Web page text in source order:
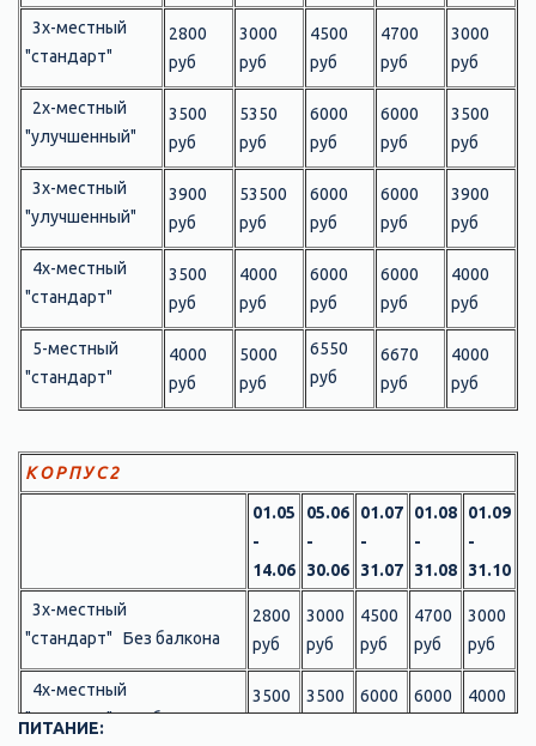
3х-местный
"стандарт"
2800
руб
3000
руб
4500
руб
4700
руб
3000
руб
2х-местный
"улучшенный"
3500
руб
5350
руб
6000
руб
6000
руб
3500
руб
3х-местный
"улучшенный"
3900
руб
53500
руб
6000
руб
6000
руб
3900
руб
4х-местный
"стандарт"
3500
руб
4000
руб
6000
руб
6000
руб
4000
руб
5-местный
"стандарт"
4000
руб
5000
руб
6550
руб
6670
руб
4000
руб
К О Р П У С 2
01.05
-
14.06
05.06
-
30.06
01.07
-
31.07
01.08
-
31.08
01.09
-
31.10
3х-местный
"стандарт" Без балкона
2800
руб
3000
руб
4500
руб
4700
руб
3000
руб
4х-местный
"стандарт" Без балкона
3500
3500
6000
6000
4000
ПИТАНИЕ: